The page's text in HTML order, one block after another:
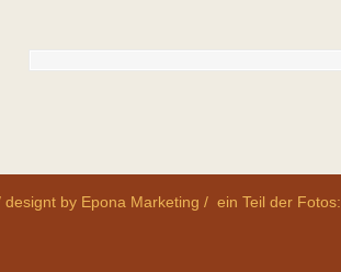
by Epona Marketing / ein Teil der Fotos: